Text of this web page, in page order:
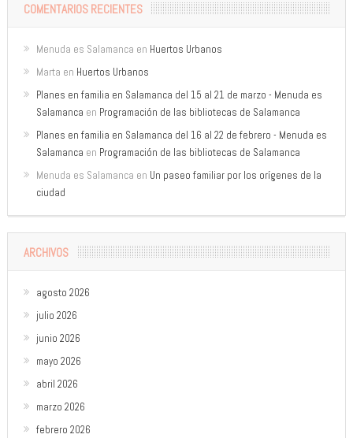
COMENTARIOS RECIENTES
Menuda es Salamanca en Huertos Urbanos
Marta en Huertos Urbanos
Planes en familia en Salamanca del 15 al 21 de marzo - Menuda es
Salamanca en Programación de las bibliotecas de Salamanca
Planes en familia en Salamanca del 16 al 22 de febrero - Menuda es
Salamanca en Programación de las bibliotecas de Salamanca
Menuda es Salamanca en Un paseo familiar por los orígenes de la
ciudad
ARCHIVOS
agosto 2026
julio 2026
junio 2026
mayo 2026
abril 2026
marzo 2026
febrero 2026